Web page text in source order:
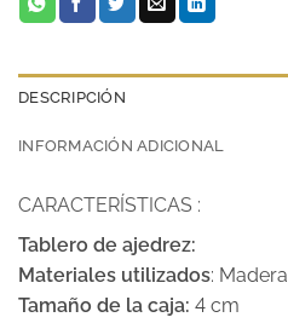
DESCRIPCIÓN
INFORMACIÓN ADICIONAL
CARACTERÍSTICAS :
Tablero de ajedrez:
Materiales utilizados: Madera
Tamaño de la caja: 4 cm